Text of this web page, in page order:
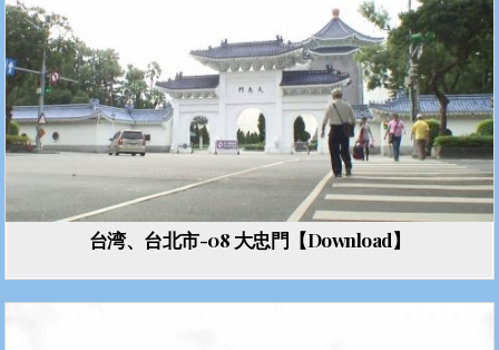
台湾、台北市-08 大忠門【Download】